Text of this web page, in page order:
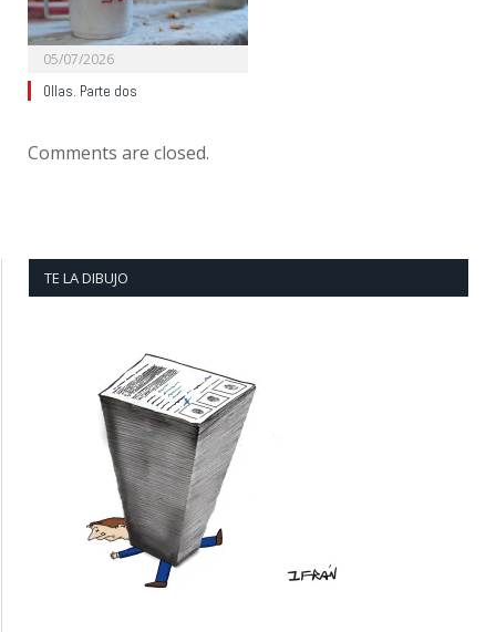
05/07/2026
Ollas. Parte dos
Comments are closed.
TE LA DIBUJO